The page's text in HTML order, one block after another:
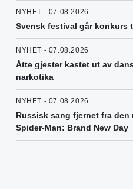
NYHET - 07.08.2026
Svensk festival går konkurs
NYHET - 07.08.2026
Åtte gjester kastet ut av
narkotika
NYHET - 07.08.2026
Russisk sang fjernet fra
Spider-Man: Brand New Day